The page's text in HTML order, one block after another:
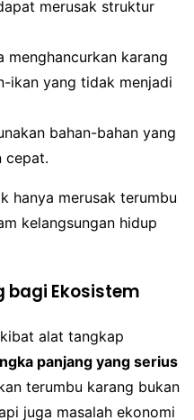
merusak struktur
menghancurkan karang
ikan yang tidak menjadi
bahan-bahan yang
cepat.
hanya merusak terumbu
kelangsungan hidup
bagi Ekosistem
alat tangkap
panjang yang serius
terumbu karang bukan
juga masalah ekonomi